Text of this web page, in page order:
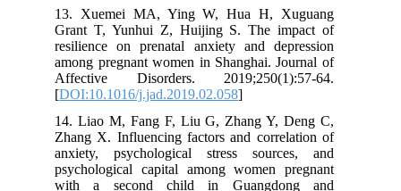
13. Xuemei MA, Ying W, Hua H, Xuguang
Grant T, Yunhui Z, Huijing S. The impact of
resilience on prenatal anxiety and depression
among pregnant women in Shanghai. Journal of
Affective Disorders. 2019;250(1):57-64.
[DOI:10.1016/j.jad.2019.02.058
14. Liao M, Fang F, Liu G, Zhang Y, Deng C,
Zhang X. Influencing factors and correlation of
anxiety, psychological stress sources, and
psychological capital among women pregnant
with a second child in Guangdong and